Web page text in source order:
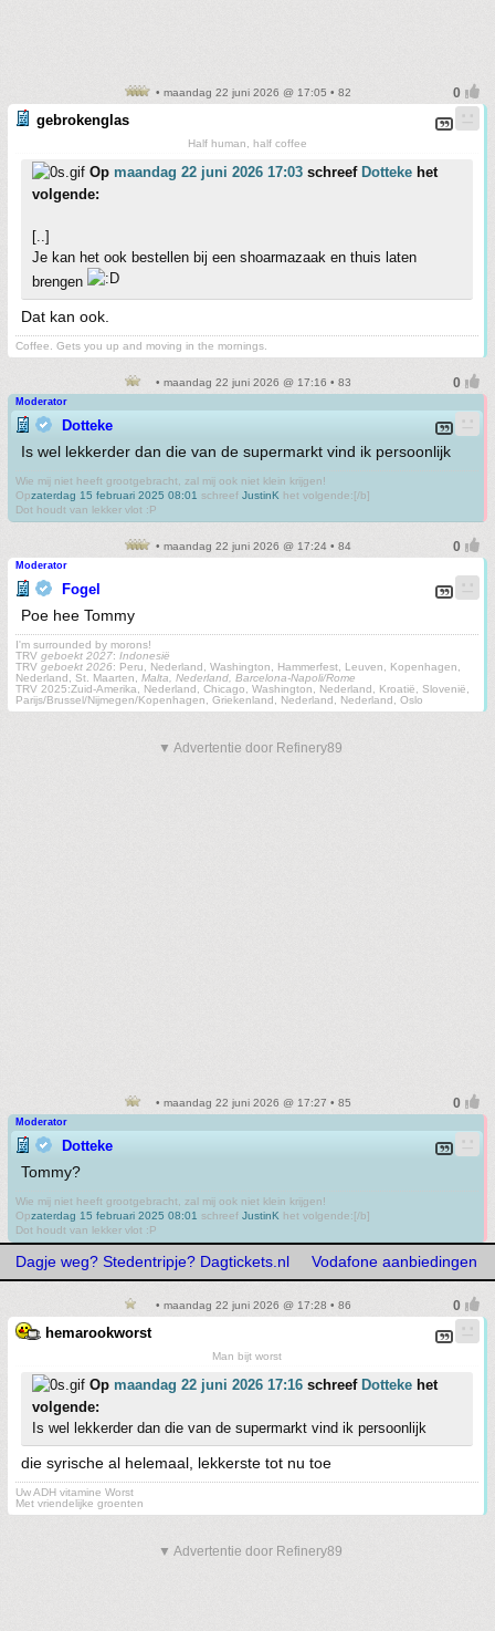
• maandag 22 juni 2026 @ 17:05 • 82
gebrokenglas
Half human, half coffee
Op maandag 22 juni 2026 17:03 schreef Dotteke het
volgende:
[..]
Je kan het ook bestellen bij een shoarmazaak en thuis laten
brengen
Dat kan ook.
Coffee. Gets you up and moving in the mornings.
• maandag 22 juni 2026 @ 17:16 • 83
Moderator
Dotteke
Is wel lekkerder dan die van de supermarkt vind ik persoonlijk
Wie mij niet heeft grootgebracht, zal mij ook niet klein krijgen!
Opzaterdag 15 februari 2025 08:01 schreef JustinK het volgende:[/b]
Dot houdt van lekker vlot :P
• maandag 22 juni 2026 @ 17:24 • 84
Moderator
Fogel
Poe hee Tommy
I'm surrounded by morons!
TRV geboekt 2027: Indonesië
TRV geboekt 2026: Peru, Nederland, Washington, Hammerfest, Leuven, Kopenhagen,
Nederland, St. Maarten, Malta, Nederland, Barcelona-Napoli/Rome
TRV 2025:Zuid-Amerika, Nederland, Chicago, Washington, Nederland, Kroatië, Slovenië,
Parijs/Brussel/Nijmegen/Kopenhagen, Griekenland, Nederland, Nederland, Oslo
▼ Advertentie door Refinery89
• maandag 22 juni 2026 @ 17:27 • 85
Moderator
Dotteke
Tommy?
Wie mij niet heeft grootgebracht, zal mij ook niet klein krijgen!
Opzaterdag 15 februari 2025 08:01 schreef JustinK het volgende:[/b]
Dot houdt van lekker vlot :P
Dagje weg? Stedentripje? Dagtickets.nl Vodafone aanbiedingen
• maandag 22 juni 2026 @ 17:28 • 86
hemarookworst
Man bijt worst
Op maandag 22 juni 2026 17:16 schreef Dotteke het
volgende:
Is wel lekkerder dan die van de supermarkt vind ik persoonlijk
die syrische al helemaal, lekkerste tot nu toe
Uw ADH vitamine Worst
Met vriendelijke groenten
▼ Advertentie door Refinery89